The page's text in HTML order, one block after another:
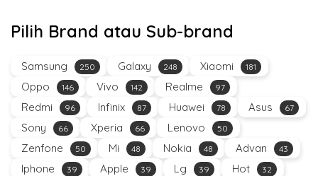
Pilih Brand atau Sub-brand
Samsung 250 Galaxy 248 Xiaomi 181
Oppo 146 Vivo 142 Realme 97
Redmi 96 Infinix 87 Huawei 78 Asus 67
Sony 66 Xperia 66 Lenovo 50
Zenfone 50 Mi 48 Nokia 48 Advan 43
Iphone 39 Apple 39 Lg 39 Hot 32